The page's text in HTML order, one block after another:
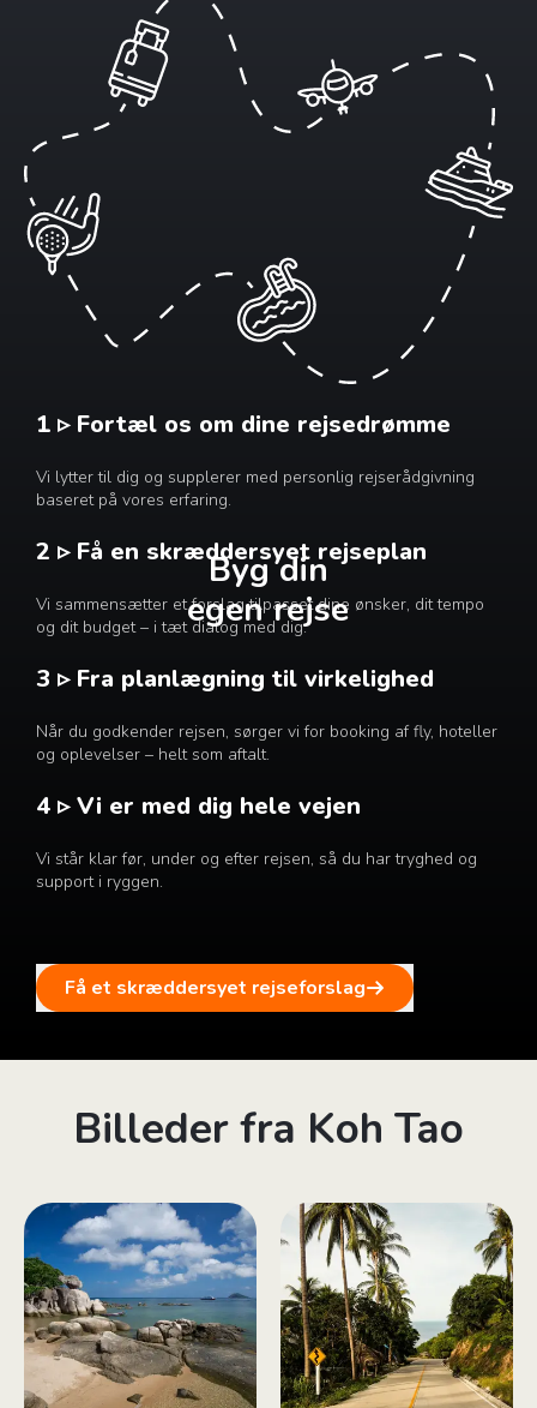
Byg din
egen rejse
1 ▹ Fortæl os om dine rejsedrømme
Vi lytter til dig og supplerer med personlig rejserådgivning
baseret på vores erfaring.
2 ▹ Få en skræddersyet rejseplan
Vi sammensætter et forslag tilpasset dine ønsker, dit tempo
og dit budget – i tæt dialog med dig.
3 ▹ Fra planlægning til virkelighed
Når du godkender rejsen, sørger vi for booking af fly, hoteller
og oplevelser – helt som aftalt.
4 ▹ Vi er med dig hele vejen
Vi står klar før, under og efter rejsen, så du har tryghed og
support i ryggen.
Få et skræddersyet rejseforslag
Billeder fra Koh Tao